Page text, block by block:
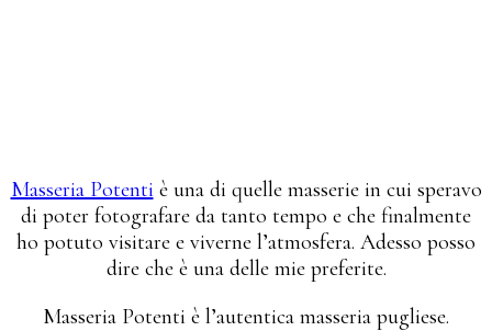
Masseria Potenti è una di quelle masserie in cui speravo
di poter fotografare da tanto tempo e che finalmente
ho potuto visitare e viverne l’atmosfera. Adesso posso
dire che è una delle mie preferite.
Masseria Potenti è l’autentica masseria pugliese.